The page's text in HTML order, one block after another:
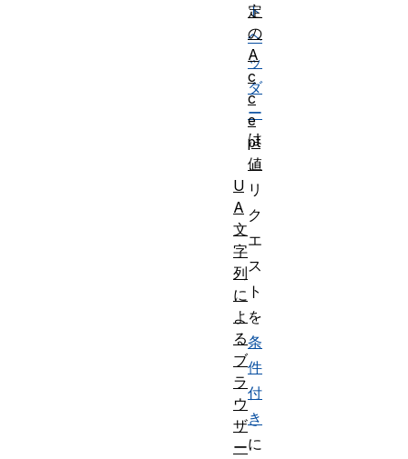
ト
ヘ
ッ
ダ
ー
は
、
リ
ク
エ
ス
ト
を
条
件
付
き
に
定
の
A
c
c
e
pt
値
U
A
文
字
列
に
よ
る
ブ
ラ
ウ
ザ
ー